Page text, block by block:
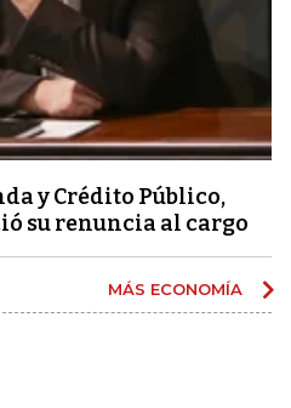
y Crédito Público,
su renuncia al cargo
MÁS ECONOMÍA